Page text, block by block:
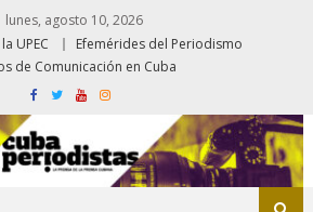
lunes, agosto 10, 2026
UPEC
Efemérides del Periodismo
de Comunicación en Cuba